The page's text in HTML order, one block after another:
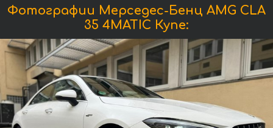
Фотографии Мерседес-Бенц AMG CLA
35 4MATIC Купе: